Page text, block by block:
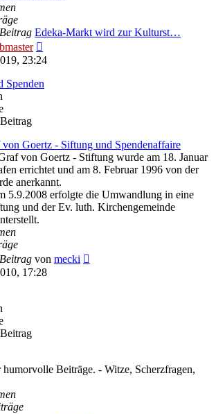
Edeka-Markt wird zur Kulturst…
Beitrag
23:24
Spenden
Goertz - Siftung und Spendenaffaire
von Goertz - Stiftung wurde am 18. Januar
errichtet und am 8. Februar 1996 von der
anerkannt.
5.9.2008 erfolgte die Umwandlung in eine
und der Ev. luth. Kirchengemeinde
von mecki
17:28
Beiträge. - Witze, Scherzfragen,